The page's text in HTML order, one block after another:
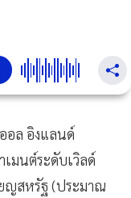
อล อิงแลนด์
มนต์ระดับเวิลด์
ยญสหรัฐ (ประมาณ